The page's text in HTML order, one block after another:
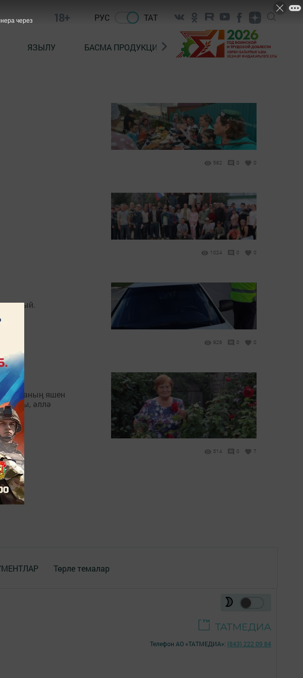
18+ РУС ТАТ
ЯЗЫЛУ БАСМА ПРОДУКЦИЯ САТУ «ГӨЛСТАН»
582 0 0
1024 0 0
926 0 0
син аның яшен
әллә
514 0 7
Төрле темалар
Телефон АО «ТАТМЕДИА»: (843) 222 09 84
через